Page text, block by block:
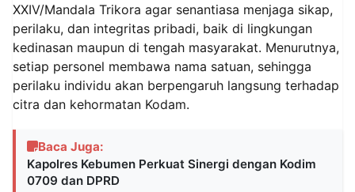
XXIV/Mandala Trikora agar senantiasa menjaga sikap,
perilaku, dan integritas pribadi, baik di lingkungan
kedinasan maupun di tengah masyarakat. Menurutnya,
setiap personel membawa nama satuan, sehingga
perilaku individu akan berpengaruh langsung terhadap
citra dan kehormatan Kodam.
Baca Juga:
Kapolres Kebumen Perkuat Sinergi dengan Kodim
0709 dan DPRD